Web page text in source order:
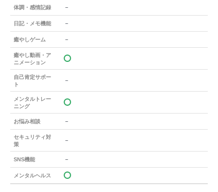
体調・感情記録 －
日記・メモ機能 －
癒やしゲーム －
癒やし動画・ア
ニメーション
自己肯定サポー
ト
－
メンタルトレー
ニング
お悩み相談 －
セキュリティ対
策
－
SNS機能 －
メンタルヘルス